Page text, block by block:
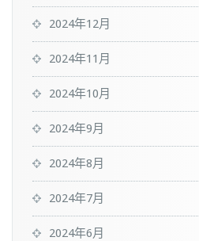
2024年12月
2024年11月
2024年10月
2024年9月
2024年8月
2024年7月
2024年6月